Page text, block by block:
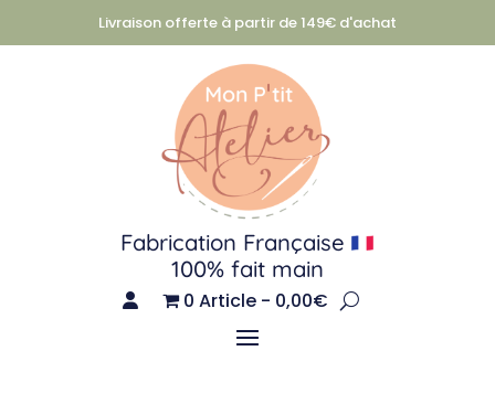
Livraison offerte à partir de 149€ d'achat
Fabrication Française
100% fait main
0 Article 0,00€